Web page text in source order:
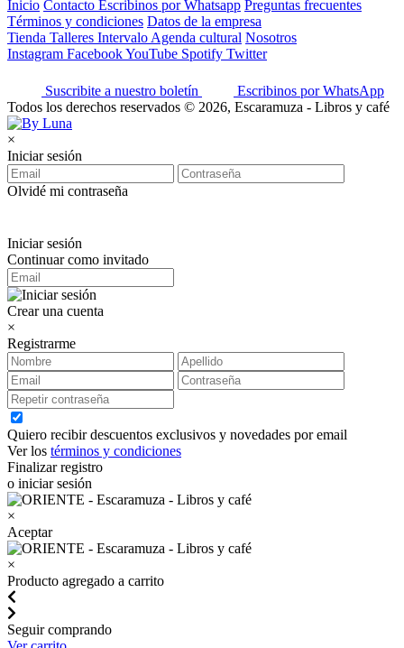
Inicio Contacto Escribinos por Whatsapp Preguntas frecuentes
Términos y condiciones Datos de la empresa
Tienda Talleres Intervalo Agenda cultural Nosotros
Instagram FacebookYouTube Spotify Twitter
Suscribite a nuestro boletín
Escribinos por WhatsApp
Todos los derechos reservados © 2026, Escaramuza - Libros y café
×
Iniciar sesión
Olvidé mi contraseña
Iniciar sesión
Continuar como invitado
Crear una cuenta
×
Registrarme
Quiero recibir descuentos exclusivos y novedades por email
Ver los términos y condiciones
Finalizar registro
o iniciar sesión
×
Aceptar
×
Producto agregado a carrito
Seguir comprando